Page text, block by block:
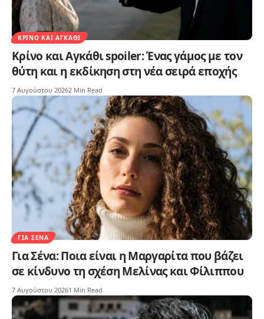
ΚΡΊΝΟ ΚΑΙ ΑΓΚΆΘΙ
Κρίνο και Αγκάθι spoiler: Ένας γάμος με τον
θύτη και η εκδίκηση στη νέα σειρά εποχής
7 Αυγούστου 20262 Min Read
ΓΙΑ ΣΈΝΑ
Για Σένα: Ποια είναι η Μαργαρίτα που βάζει
σε κίνδυνο τη σχέση Μελίνας και Φίλιππου
7 Αυγούστου 20261 Min Read